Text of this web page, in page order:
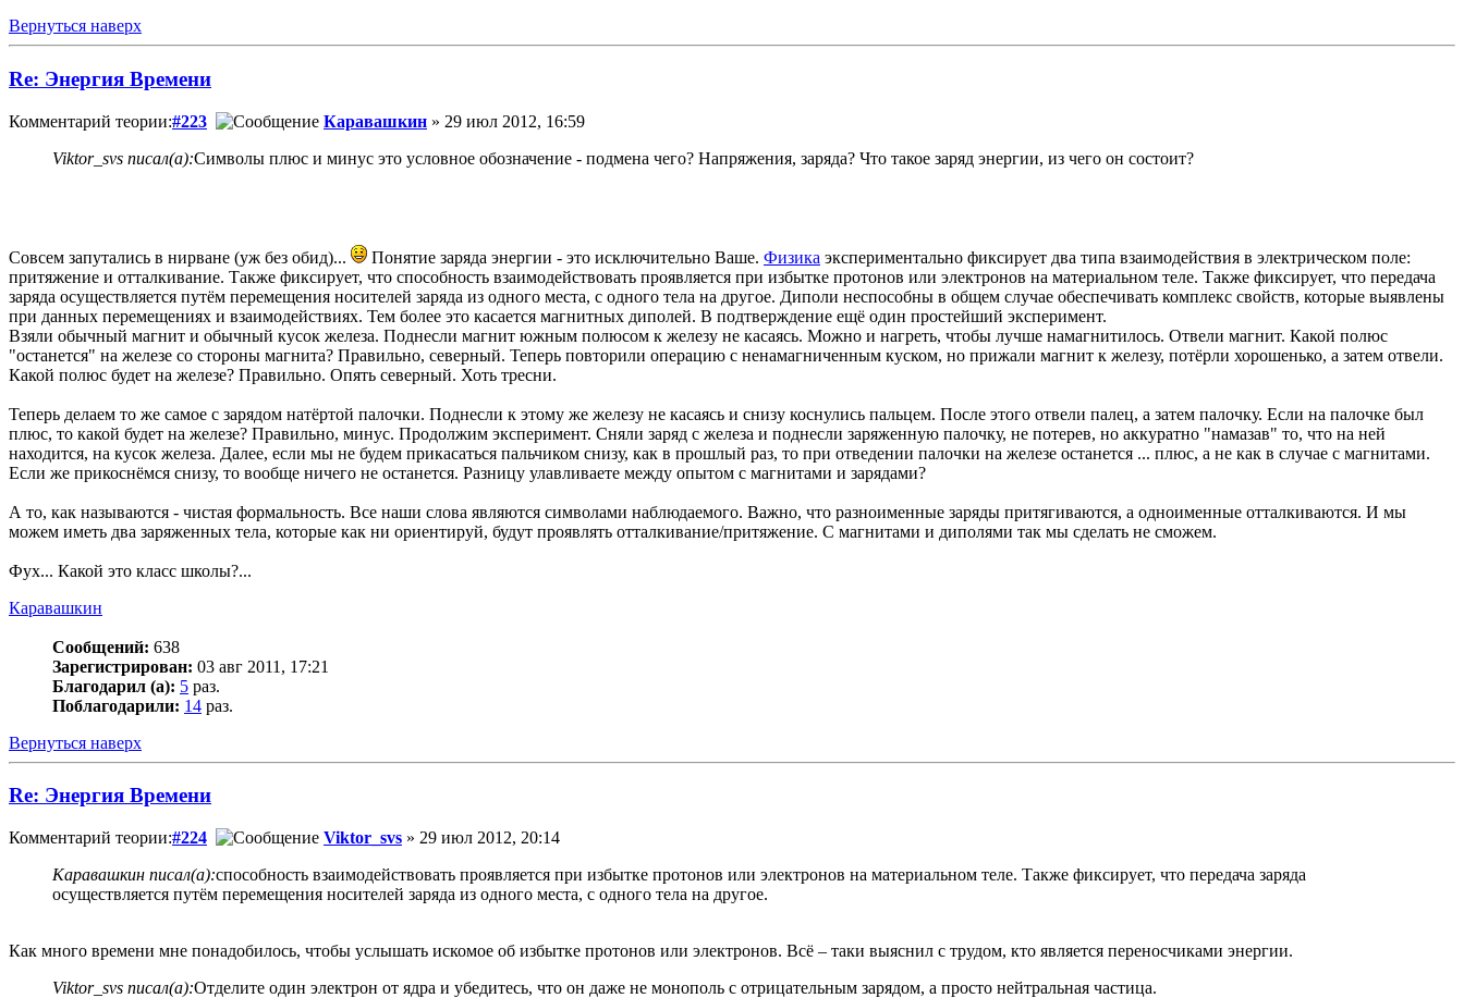
Вернуться наверх
Re: Энергия Времени
Комментарий теории:#223 Каравашкин » 29 июл 2012, 16:59
Viktor_svs писал(а):Символы плюс и минус это условное обозначение - подмена чего? Напряжения, заряда? Что такое заряд энергии, из чего он состоит?
Совсем запутались в нирване (уж без обид)... Понятие заряда энергии - это исключительно Ваше. Физика экспериментально фиксирует два типа взаимодействия в электрическом поле:
притяжение и отталкивание. Также фиксирует, что способность взаимодействовать проявляется при избытке протонов или электронов на материальном теле. Также фиксирует, что передача
заряда осуществляется путём перемещения носителей заряда из одного места, с одного тела на другое. Диполи неспособны в общем случае обеспечивать комплекс свойств, которые выявлены
при данных перемещениях и взаимодействиях. Тем более это касается магнитных диполей. В подтверждение ещё один простейший эксперимент.
Взяли обычный магнит и обычный кусок железа. Поднесли магнит южным полюсом к железу не касаясь. Можно и нагреть, чтобы лучше намагнитилось. Отвели магнит. Какой полюс
"останется" на железе со стороны магнита? Правильно, северный. Теперь повторили операцию с ненамагниченным куском, но прижали магнит к железу, потёрли хорошенько, а затем отвели.
Какой полюс будет на железе? Правильно. Опять северный. Хоть тресни.
Теперь делаем то же самое с зарядом натёртой палочки. Поднесли к этому же железу не касаясь и снизу коснулись пальцем. После этого отвели палец, а затем палочку. Если на палочке был
плюс, то какой будет на железе? Правильно, минус. Продолжим эксперимент. Сняли заряд с железа и поднесли заряженную палочку, не потерев, но аккуратно "намазав" то, что на ней
находится, на кусок железа. Далее, если мы не будем прикасаться пальчиком снизу, как в прошлый раз, то при отведении палочки на железе останется ... плюс, а не как в случае с магнитами.
Если же прикоснёмся снизу, то вообще ничего не останется. Разницу улавливаете между опытом с магнитами и зарядами?
А то, как называются - чистая формальность. Все наши слова являются символами наблюдаемого. Важно, что разноименные заряды притягиваются, а одноименные отталкиваются. И мы
можем иметь два заряженных тела, которые как ни ориентируй, будут проявлять отталкивание/притяжение. С магнитами и диполями так мы сделать не сможем.
Фух... Какой это класс школы?...
Каравашкин
Сообщений: 638
Зарегистрирован: 03 авг 2011, 17:21
Благодарил (а): 5 раз.
Поблагодарили: 14 раз.
Вернуться наверх
Re: Энергия Времени
Комментарий теории:#224 Viktor_svs » 29 июл 2012, 20:14
Каравашкин писал(а):способность взаимодействовать проявляется при избытке протонов или электронов на материальном теле. Также фиксирует, что передача заряда
осуществляется путём перемещения носителей заряда из одного места, с одного тела на другое.
Как много времени мне понадобилось, чтобы услышать искомое об избытке протонов или электронов. Всё – таки выяснил с трудом, кто является переносчиками энергии.
Viktor_svs писал(а):Отделите один электрон от ядра и убедитесь, что он даже не монополь с отрицательным зарядом, а просто нейтральная частица.